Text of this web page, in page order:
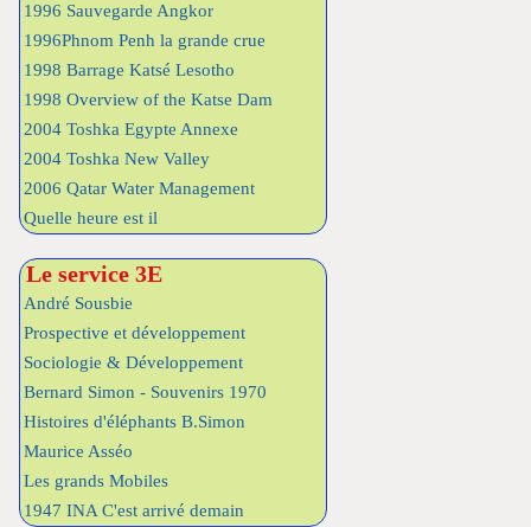
1996 Sauvegarde Angkor
1996Phnom Penh la grande crue
1998 Barrage Katsé Lesotho
1998 Overview of the Katse Dam
2004 Toshka Egypte Annexe
2004 Toshka New Valley
2006 Qatar Water Management
Quelle heure est il
Le service 3E
André Sousbie
Prospective et développement
Sociologie & Développement
Bernard Simon - Souvenirs 1970
Histoires d'éléphants B.Simon
Maurice Asséo
Les grands Mobiles
1947 INA C'est arrivé demain